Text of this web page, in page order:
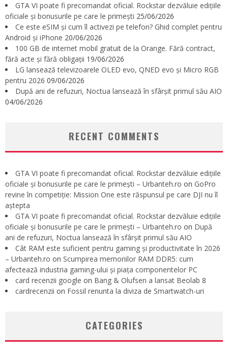
GTA VI poate fi precomandat oficial. Rockstar dezvăluie edițiile
oficiale și bonusurile pe care le primești 25/06/2026
Ce este eSIM și cum îl activezi pe telefon? Ghid complet pentru
Android și iPhone 20/06/2026
100 GB de internet mobil gratuit de la Orange. Fără contract,
fără acte și fără obligații 19/06/2026
LG lansează televizoarele OLED evo, QNED evo și Micro RGB
pentru 2026 09/06/2026
După ani de refuzuri, Noctua lansează în sfârșit primul său AIO
04/06/2026
RECENT COMMENTS
GTA VI poate fi precomandat oficial. Rockstar dezvăluie edițiile
oficiale și bonusurile pe care le primești – Urbanteh.ro on GoPro
revine în competiție: Mission One este răspunsul pe care DJI nu îl
aștepta
GTA VI poate fi precomandat oficial. Rockstar dezvăluie edițiile
oficiale și bonusurile pe care le primești – Urbanteh.ro on După
ani de refuzuri, Noctua lansează în sfârșit primul său AIO
Cât RAM este suficient pentru gaming și productivitate în 2026
– Urbanteh.ro on Scumpirea memoriilor RAM DDR5: cum
afectează industria gaming-ului și piața componentelor PC
card recenzii google on Bang & Olufsen a lansat Beolab 8
cardrecenzii on Fossil renunta la diviza de Smartwatch-uri
CATEGORIES